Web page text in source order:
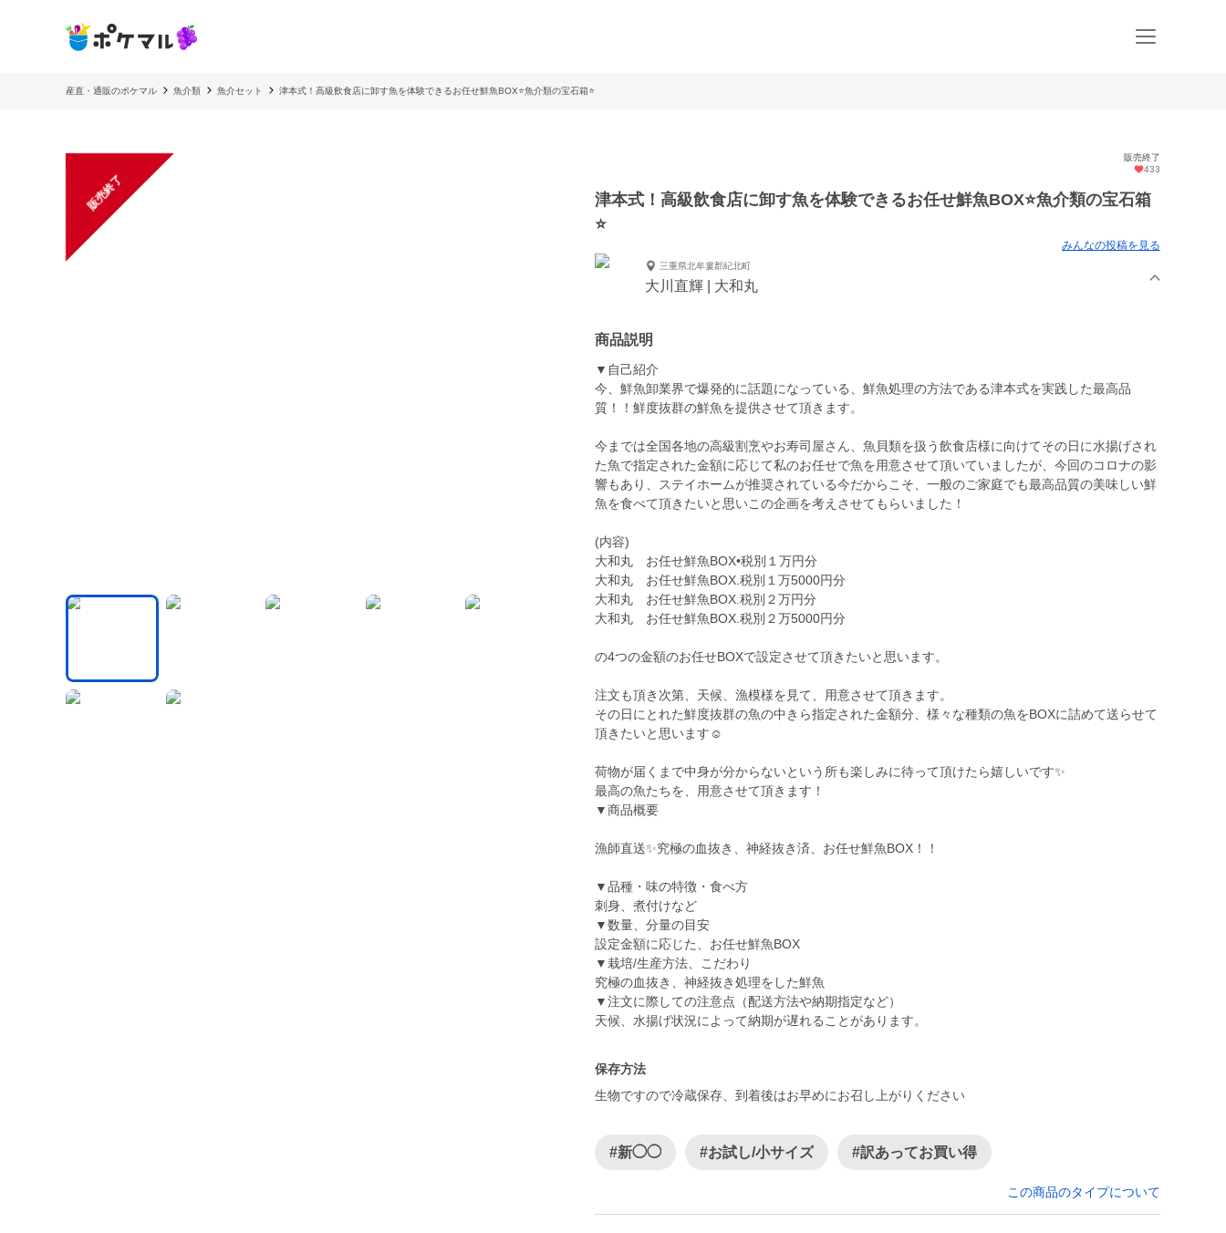
産直・通販のポケマル 魚介類 魚介セット 津本式！高級飲食店に卸す魚を体験できるお任せ鮮魚BOX⭐️魚介類の宝石箱⭐️
販売終了
販売終了
433
津本式！高級飲食店に卸す魚を体験できるお任せ鮮魚BOX⭐️魚介類の宝石箱
⭐️
みんなの投稿を見る
三重県北牟婁郡紀北町
大川直輝 | 大和丸
商品説明
▼自己紹介
今、鮮魚卸業界で爆発的に話題になっている、鮮魚処理の方法である津本式を実践した最高品
質！！鮮度抜群の鮮魚を提供させて頂きます。
今までは全国各地の高級割烹やお寿司屋さん、魚貝類を扱う飲食店様に向けてその日に水揚げされ
た魚で指定された金額に応じて私のお任せで魚を用意させて頂いていましたが、今回のコロナの影
響もあり、ステイホームが推奨されている今だからこそ、一般のご家庭でも最高品質の美味しい鮮
魚を食べて頂きたいと思いこの企画を考えさせてもらいました！
(内容)
大和丸 お任せ鮮魚BOX•税別１万円分
大和丸 お任せ鮮魚BOX.税別１万5000円分
大和丸 お任せ鮮魚BOX.税別２万円分
大和丸 お任せ鮮魚BOX.税別２万5000円分
の4つの金額のお任せBOXで設定させて頂きたいと思います。
注文も頂き次第、天候、漁模様を見て、用意させて頂きます。
その日にとれた鮮度抜群の魚の中きら指定された金額分、様々な種類の魚をBOXに詰めて送らせて
頂きたいと思います☺️
荷物が届くまで中身が分からないという所も楽しみに待って頂けたら嬉しいです✨
最高の魚たちを、用意させて頂きます！
▼商品概要
漁師直送✨究極の血抜き、神経抜き済、お任せ鮮魚BOX！！
▼品種・味の特徴・食べ方
刺身、煮付けなど
▼数量、分量の目安
設定金額に応じた、お任せ鮮魚BOX
▼栽培/生産方法、こだわり
究極の血抜き、神経抜き処理をした鮮魚
▼注文に際しての注意点（配送方法や納期指定など）
天候、水揚げ状況によって納期が遅れることがあります。
保存方法
生物ですので冷蔵保存、到着後はお早めにお召し上がりください
#新◯◯ #お試し/小サイズ #訳あってお買い得
この商品のタイプについて